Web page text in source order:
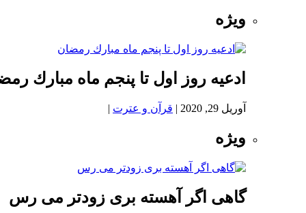
ویژه
ادعيه روز اول تا پنجم ماه مبارك
آوریل 29, 2020 | قرآن و عترت |
ویژه
گاهی اگر آهسته بری زودتر می رس